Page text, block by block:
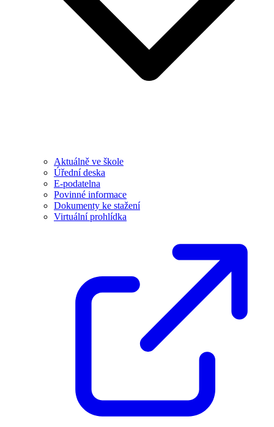
Aktuálně ve škole
Úřední deska
E-podatelna
Povinné informace
Dokumenty ke stažení
Virtuální prohlídka